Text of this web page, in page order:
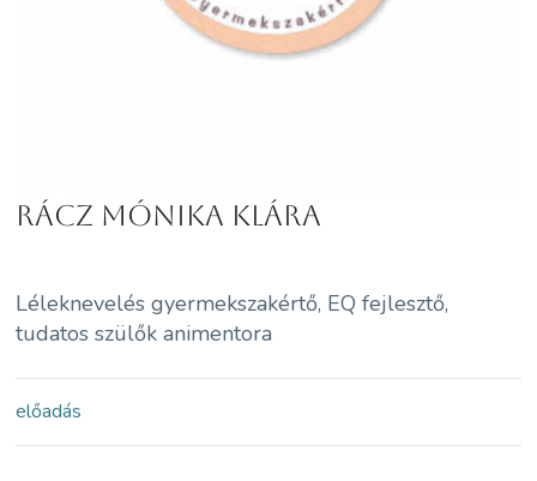
Rácz Mónika Klára
Léleknevelés gyermekszakértő, EQ fejlesztő,
tudatos szülők animentora
előadás